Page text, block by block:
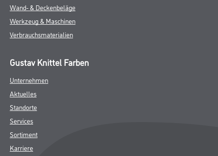
Wand- & Deckenbeläge
Werkzeug & Maschinen
Verbrauchsmaterialien
Gustav Knittel Farben
Unternehmen
Aktuelles
Standorte
Services
Sortiment
Karriere